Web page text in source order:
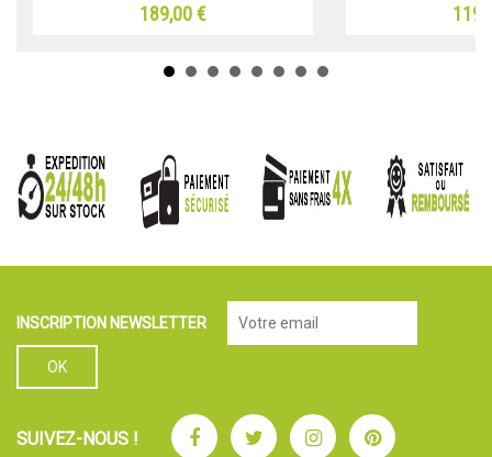
189,00 €
INSCRIPTION NEWSLETTER
SUIVEZ-NOUS ! FacebookTwitterInstagramPinterest